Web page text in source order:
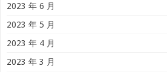
2023 年 6 月
2023 年 5 月
2023 年 4 月
2023 年 3 月